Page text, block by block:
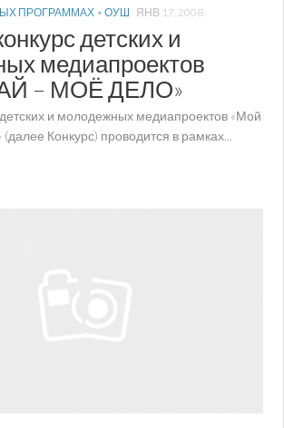
ПРОГРАММАХ • ОУШ ЯНВ 17, 2008
детских и
медиапроектов
– МОЁ ДЕЛО»
и молодежных медиапроектов «Мой
Конкурс) проводится в рамках...